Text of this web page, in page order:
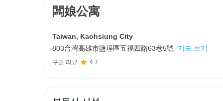
闆娘公寓
Taiwan, Kaohsiung City
803台灣高雄市鹽埕區五福四路63巷5號
지도 보기
구글 리뷰 4.7